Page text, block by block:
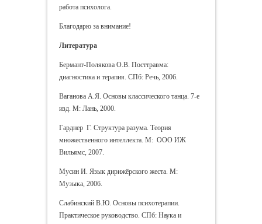
работа психолога.
Благодарю за внимание!
Литература
Бермант-Полякова О.В. Посттравма:
диагностика и терапия. СПб: Речь, 2006.
Ваганова А.Я. Основы классического танца. 7-е
изд. М: Лань, 2000.
Гарднер Г. Структура разума. Теория
множественного интеллекта. М: ООО ИЖ
Вильямс, 2007.
Мусин И. Язык дирижёрского жеста. М:
Музыка, 2006.
Слабинский В.Ю. Основы психотерапии.
Практическое руководство. СПб: Наука и